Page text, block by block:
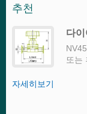
추천
다
또는
자세히보기